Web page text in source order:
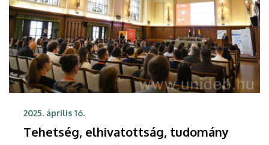
2025. április 16.
Tehetség, elhivatottság, tudomány